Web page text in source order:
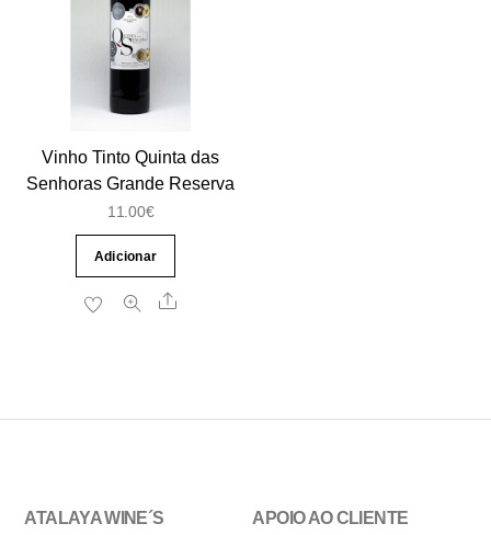
Vinho Tinto Quinta das
Senhoras Grande Reserva
11.00€
Adicionar
Share
ATALAYA WINE´S APOIO AO CLIENTE